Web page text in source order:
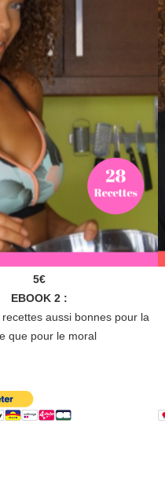
5€
EBOOK 2 :
aussi bonnes pour la
que pour le moral